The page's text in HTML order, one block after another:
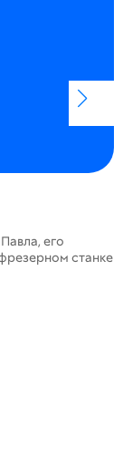
его
станке